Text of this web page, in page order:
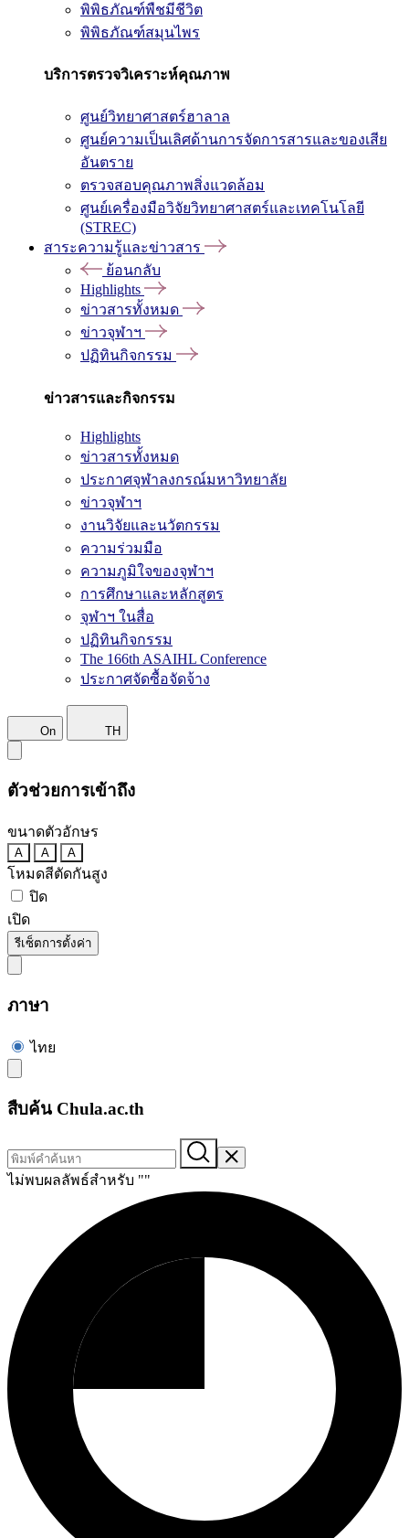
พิพิธภัณฑ์พืชมีชีวิต
พิพิธภัณฑ์สมุนไพร
บริการตรวจวิเคราะห์คุณภาพ
ศูนย์วิทยาศาสตร์ฮาลาล
ศูนย์ความเป็นเลิศด้านการจัดการสารและของเสีย
อันตราย
ตรวจสอบคุณภาพสิ่งแวดล้อม
ศูนย์เครื่องมือวิจัยวิทยาศาสตร์และเทคโนโลยี
(STREC)
สาระความรู้และข่าวสาร
ย้อนกลับ
Highlights
ข่าวสารทั้งหมด
ข่าวจุฬาฯ
ปฏิทินกิจกรรม
ข่าวสารและกิจกรรม
Highlights
ข่าวสารทั้งหมด
ประกาศจุฬาลงกรณ์มหาวิทยาลัย
ข่าวจุฬาฯ
งานวิจัยและนวัตกรรม
ความร่วมมือ
ความภูมิใจของจุฬาฯ
การศึกษาและหลักสูตร
จุฬาฯ ในสื่อ
ปฏิทินกิจกรรม
The 166th ASAIHL Conference
ประกาศจัดซื้อจัดจ้าง
On TH
ตัวช่วยการเข้าถึง
ขนาดตัวอักษร
A A A
โหมดสีตัดกันสูง
ปิด
เปิด
รีเซ็ตการตั้งค่า
ภาษา
ไทย
สืบค้น Chula.ac.th
ไม่พบผลลัพธ์สำหรับ ""